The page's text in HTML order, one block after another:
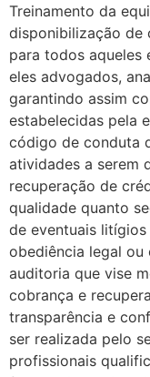
Treinamento da
disponibilização de
para todos aqueles
eles advogados,
garantindo assim
estabelecidas pela
código de conduta
atividades a serem
recuperação de
qualidade quanto
de eventuais
obediência legal
auditoria que vise
cobrança e
transparência e
ser realizada pelo
profissionais